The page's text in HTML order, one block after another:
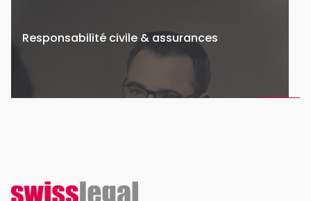
Responsabilité civile & assurances